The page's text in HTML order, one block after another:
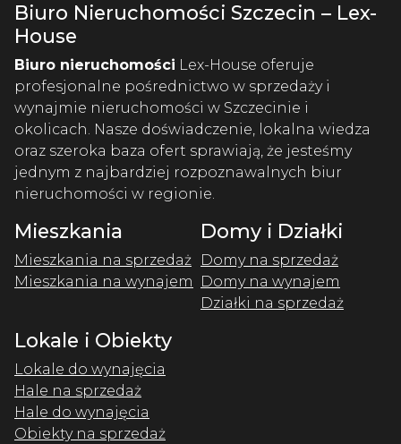
Biuro Nieruchomości Szczecin – Lex-
House
Biuro nieruchomości Lex-House oferuje
profesjonalne pośrednictwo w sprzedaży i
wynajmie nieruchomości w Szczecinie i
okolicach. Nasze doświadczenie, lokalna wiedza
oraz szeroka baza ofert sprawiają, że jesteśmy
jednym z najbardziej rozpoznawalnych biur
nieruchomości w regionie.
Mieszkania
Mieszkania na sprzedaż
Mieszkania na wynajem
Domy i Działki
Domy na sprzedaż
Domy na wynajem
Działki na sprzedaż
Lokale i Obiekty
Lokale do wynajęcia
Hale na sprzedaż
Hale do wynajęcia
Obiekty na sprzedaż